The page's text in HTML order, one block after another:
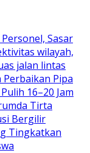
Sasar
wilayah,
jalan lintas
Pipa
16–20 Jam
Tirta
Bergilir
Tingkatkan